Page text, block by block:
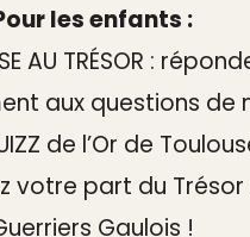
les enfants :
AU TRÉSOR :
aux questions de
de l’Or de
votre part du Trésor
Gaulois !